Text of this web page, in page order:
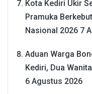
Kota Kediri Ukir
Pramuka
Nasional 2026 7
Aduan Warga
Kediri, Dua
6 Agustus 2026